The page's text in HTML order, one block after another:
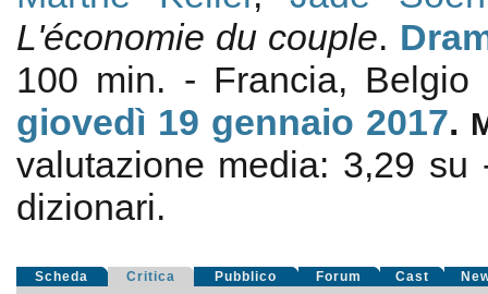
L'économie du couple.
100 min. - Francia, Belgio
giovedì 19 gennaio 2017.
valutazione media: 3,29 su
dizionari.
Scheda Critica Pubblico Forum Cast